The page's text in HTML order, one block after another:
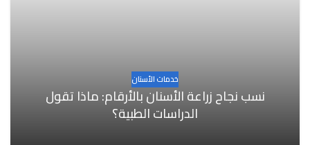
خدمات الأسنان
نسب نجاح زراعة الأسنان بالأرقام: ماذا تقول
الدراسات الطبية؟